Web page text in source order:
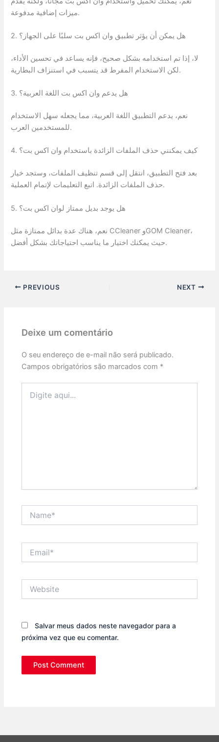
ميزات إضافية مدفوعة.
2. هل يمكن أن يؤثر تطبيق وان اكس بت سلبًا على الجهاز؟
لا، إذا تم استخدامه بشكل صحيح، فإنه يساعد في تحسين الأداء،
لكن الاستخدام المفرط قد يتسبب في استنزاف البطارية.
3. هل يدعم وان اكس بت اللغة العربية؟
نعم، يدعم التطبيق اللغة العربية، مما يجعله سهل الاستخدام
للمستخدمين العرب.
4. كيف يمكنني حذف الملفات الزائدة باستخدام وان اكس بت؟
بعد فتح التطبيق، انتقل إلى قسم تنظيف الملفات، وستجد خيار
حذف الملفات الزائدة. اتبع التعليمات لإتمام العملية.
5. هل يوجد بديل ممتاز لوان اكس بت؟
نعم، هناك عدة بدائل ممتازة مثل CCleaner وGOM Cleaner،
حيث يمكنك اختيار ما يناسب احتياجاتك بشكل أفضل.
PREVIOUS NEXT
Deixe um comentário
O seu endereço de e-mail não será publicado.
Campos obrigatórios são marcados com *
aqui...
Salvar meus dados neste navegador para a
próxima vez que eu comentar.